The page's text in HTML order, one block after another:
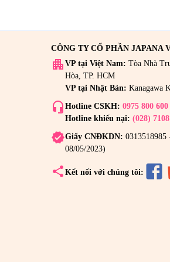
CÔNG TY CỔ PHẦN JAPANA
apartment VP tại Việt Nam: Tòa Nhà
Hòa, TP. HCM
VP tại Nhật Bản: Kanagawa
headset_mic Hotline CSKH: 0975 800 600
Hotline khiếu nại: (028)
verifiedGiấy CNĐKDN:
08/05/2023)
share Kết nối với chúng tôi: